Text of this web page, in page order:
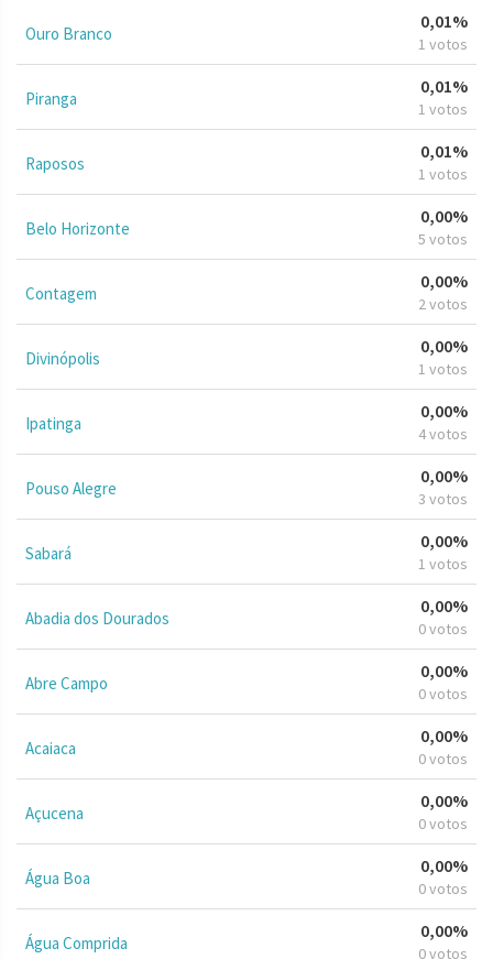
Ouro Branco
0,01%
1 votos
Piranga
0,01%
1 votos
Raposos
0,01%
1 votos
Belo Horizonte
0,00%
5 votos
Contagem
0,00%
2 votos
Divinópolis
0,00%
1 votos
Ipatinga
0,00%
4 votos
Pouso Alegre
0,00%
3 votos
Sabará
0,00%
1 votos
Abadia dos Dourados
0,00%
0 votos
Abre Campo
0,00%
0 votos
Acaiaca
0,00%
0 votos
Açucena
0,00%
0 votos
Água Boa
0,00%
0 votos
Água Comprida
0,00%
0 votos